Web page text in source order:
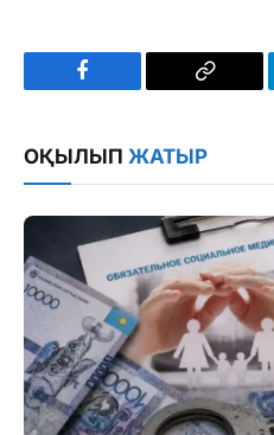
Facebook
Copy
ОҚЫЛЫП ЖАТЫР